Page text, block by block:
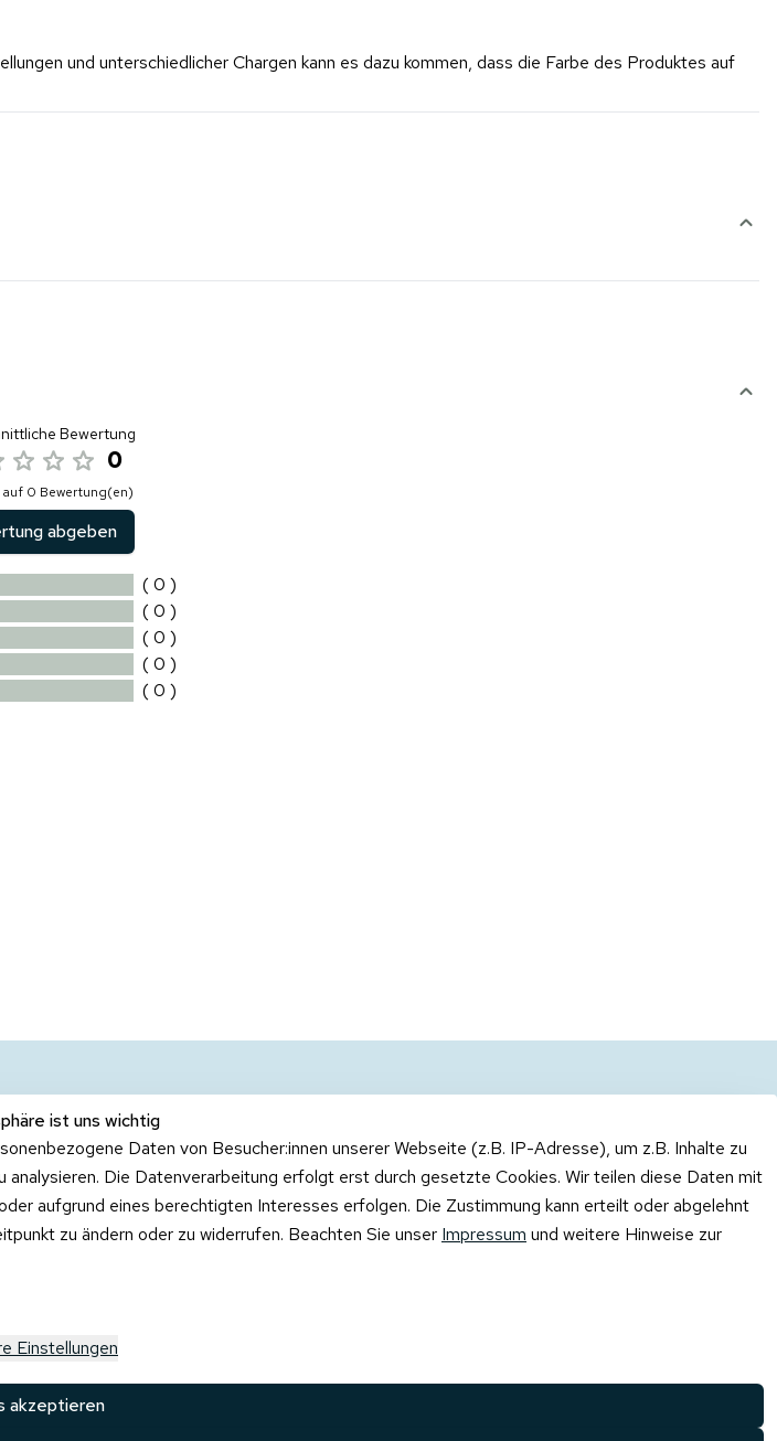
und unterschiedlicher Chargen kann es dazu kommen, dass die Farbe des Produktes auf
Bewertung
0
auf 0 Bewertung(en)
abgeben
( 0 )
( 0 )
( 0 )
( 0 )
( 0 )
ist uns wichtig
Daten von Besucher:innen unserer Webseite (z.B. IP-Adresse), um z.B. Inhalte zu
Die Datenverarbeitung erfolgt erst durch gesetzte Cookies. Wir teilen diese Daten mit
aufgrund eines berechtigten Interesses erfolgen. Die Zustimmung kann erteilt oder abgelehnt
zu ändern oder zu widerrufen. Beachten Sie unser Impressum und weitere Hinweise zur
Einstellungen
akzeptieren